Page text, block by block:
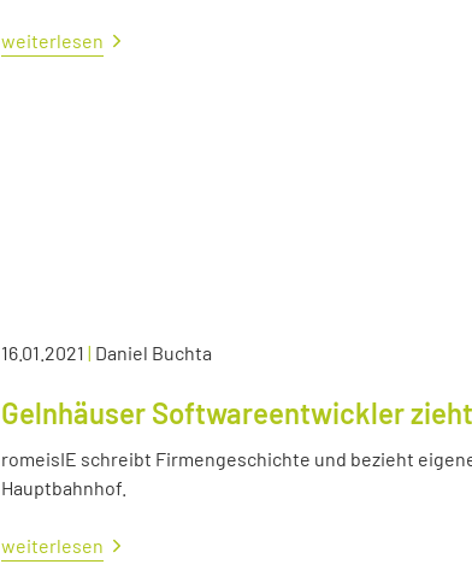
weiterlesen
16.01.2021 | Daniel Buchta
Gelnhäuser Softwareentwickler
romeisIE schreibt Firmengeschichte und bezieht
Hauptbahnhof.
weiterlesen